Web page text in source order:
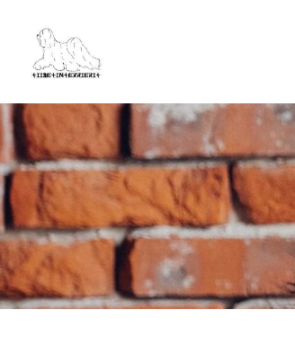
sivun
sisältöön
Tiibetinterrierit ry